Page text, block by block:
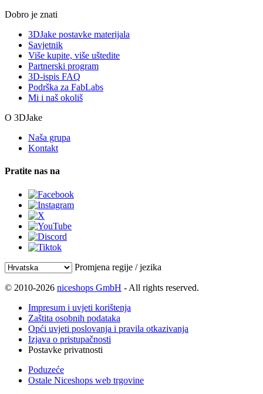
Dobro je znati
3DJake postavke materijala
Savjetnik
Više kupite, više uštedite
Partnerski program
3D-ispis FAQ
Podrška za FabLabs
Mi i naš okoliš
O 3DJake
Naša grupa
Kontakt
Pratite nas na
Promjena regije / jezika
© 2010-2026 niceshops GmbH - All rights reserved.
Impresum i uvjeti korištenja
Zaštita osobnih podataka
Opći uvjeti poslovanja i pravila otkazivanja
Izjava o pristupačnosti
Postavke privatnosti
Poduzeće
Ostale Niceshops web trgovine